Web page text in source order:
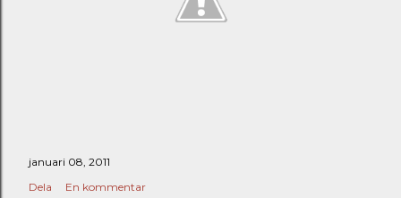
januari 08, 2011
Dela
En kommentar